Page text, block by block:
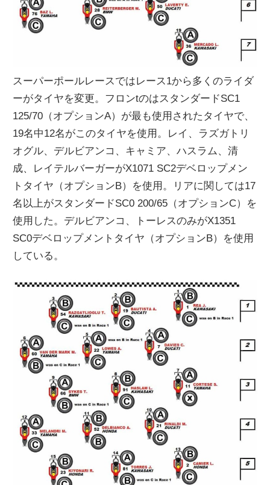
スーパーポールレースではレース1から多くのライダ
ーがタイヤを変更。フロンtのはスタンダードSC1
125/70（オプションA）が最も使用されたタイヤで、
19名中12名がこのタイヤを使用。レイ、ラズガトリ
オグル、デルビアンコ、キャミア、ハスラム、清
成、レイテルバーガーがX1071 SC2デベロップメン
トタイヤ（オプションB）を使用。リアに関しては17
名以上がスタンダードSC0 200/65（オプションC）を
使用した。デルビアンコ、トーレスのみがX1351
SC0デベロップメントタイヤ（オプションB）を使用
している。